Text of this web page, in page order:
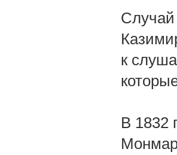
Случай
к
В 1832